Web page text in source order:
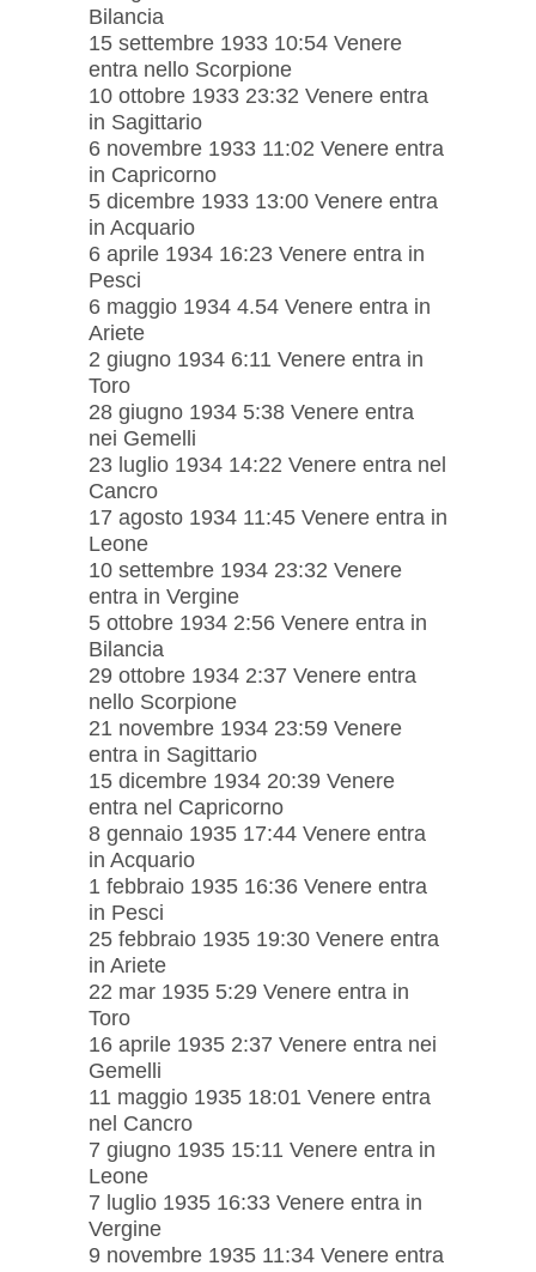
Bilancia
15 settembre 1933 10:54 Venere
entra nello Scorpione
10 ottobre 1933 23:32 Venere entra
in Sagittario
6 novembre 1933 11:02 Venere entra
in Capricorno
5 dicembre 1933 13:00 Venere entra
in Acquario
6 aprile 1934 16:23 Venere entra in
Pesci
6 maggio 1934 4.54 Venere entra in
Ariete
2 giugno 1934 6:11 Venere entra in
Toro
28 giugno 1934 5:38 Venere entra
nei Gemelli
23 luglio 1934 14:22 Venere entra nel
Cancro
17 agosto 1934 11:45 Venere entra in
Leone
10 settembre 1934 23:32 Venere
entra in Vergine
5 ottobre 1934 2:56 Venere entra in
Bilancia
29 ottobre 1934 2:37 Venere entra
nello Scorpione
21 novembre 1934 23:59 Venere
entra in Sagittario
15 dicembre 1934 20:39 Venere
entra nel Capricorno
8 gennaio 1935 17:44 Venere entra
in Acquario
1 febbraio 1935 16:36 Venere entra
in Pesci
25 febbraio 1935 19:30 Venere entra
in Ariete
22 mar 1935 5:29 Venere entra in
Toro
16 aprile 1935 2:37 Venere entra nei
Gemelli
11 maggio 1935 18:01 Venere entra
nel Cancro
7 giugno 1935 15:11 Venere entra in
Leone
7 luglio 1935 16:33 Venere entra in
Vergine
9 novembre 1935 11:34 Venere entra